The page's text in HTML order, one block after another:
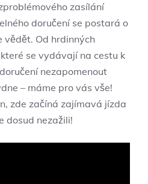
‌zasílání
doručení se postará ‌o
vědět. Od hrdinných
se vydávají na‍ cestu k
nezapomenout
– máme pro vás vše!
zde začíná zajímavá jízda
dosud nezažili!